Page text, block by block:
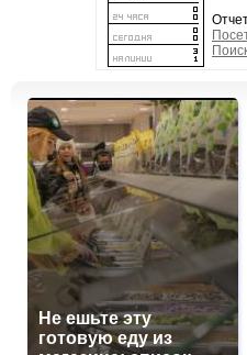
Не ешьте эту
готовую еду из